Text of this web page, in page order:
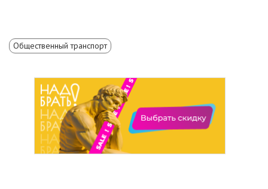
Общественный транспорт